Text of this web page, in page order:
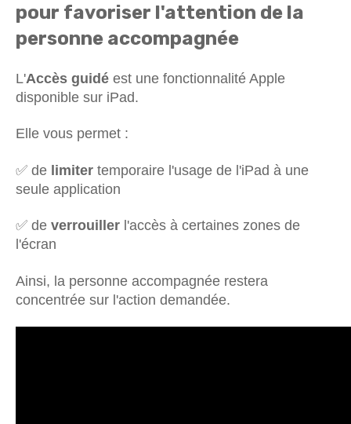
pour favoriser l'attention de la
personne accompagnée
L'Accès guidé est une fonctionnalité Apple
disponible sur iPad.
Elle vous permet :
✅ de limiter temporaire l'usage de l'iPad à une
seule application
✅ de verrouiller l'accès à certaines zones de
l'écran
Ainsi, la personne accompagnée restera
concentrée sur l'action demandée.